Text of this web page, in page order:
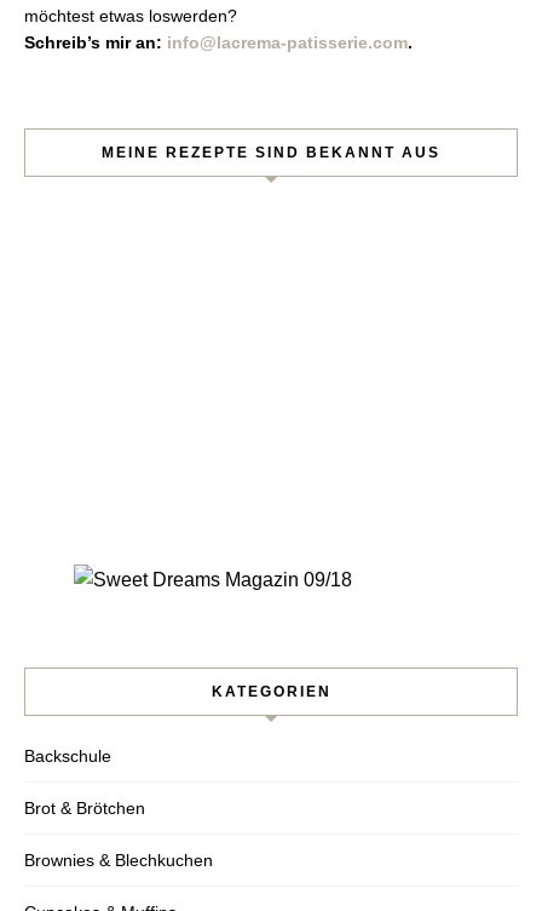
möchtest etwas loswerden?
Schreib’s mir an: info@lacrema-patisserie.com.
MEINE REZEPTE SIND BEKANNT AUS
KATEGORIEN
Backschule
Brot & Brötchen
Brownies & Blechkuchen
Nie wieder ein Rezept